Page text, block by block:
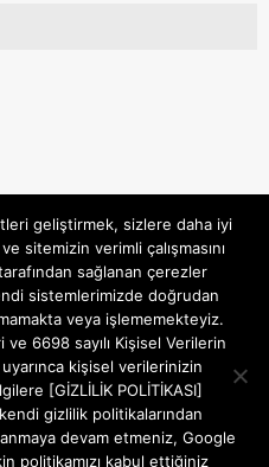
geliştirmek, sizlere daha iyi
sitemizin verimli çalışmasını
sağlanan çerezler
sistemlerimizde doğrudan
veya işlememekteyiz.
ve 6698 sayılı Kişisel Verilerin
kişisel verilerinizin
[GİZLİLİK POLİTİKASI]
gizlilik politikalarından
devam etmeniz, Google
politikamızı kabul ettiğiniz